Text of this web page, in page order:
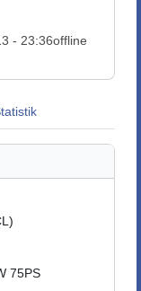
- 23:36offline
75PS